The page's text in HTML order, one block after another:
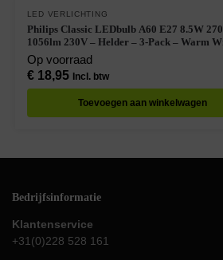
LED VERLICHTING
Philips Classic LEDbulb A60 E27 8.5W
1056lm 230V – Helder – 3-Pack – Warm
Op voorraad
€18,95 Incl. btw
Toevoegen aan winkelwagen
Bedrijfsinformatie
Klantenservice
+31(0)228 528 161